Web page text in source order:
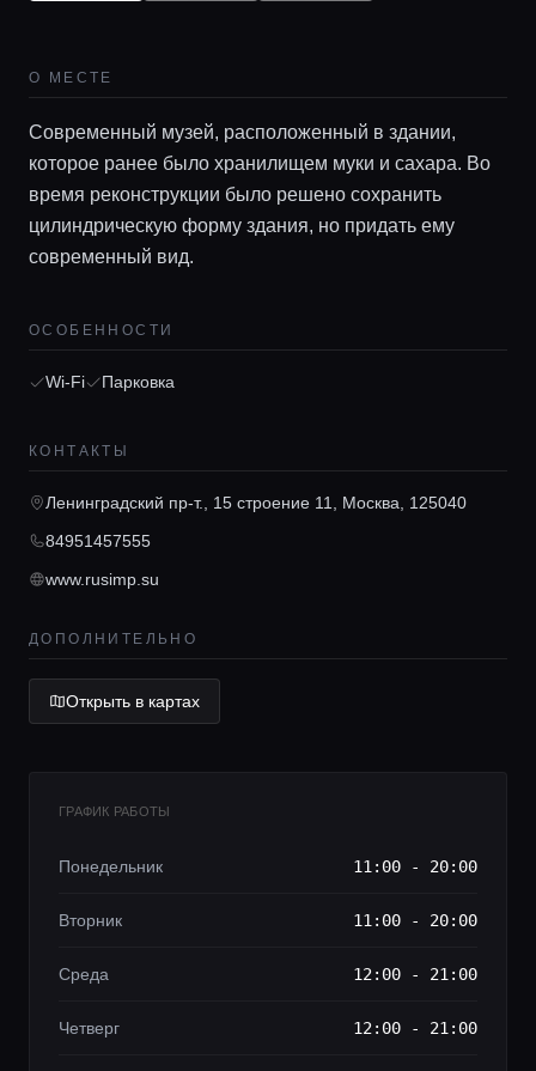
Главная
Локации
Гиды
Консьерж сервис
Lifestyle журнал
О МЕСТЕ
Современный музей, расположенный в здании,
которое ранее было хранилищем муки и сахара. Во
время реконструкции было решено сохранить
цилиндрическую форму здания, но придать ему
современный вид.
ОСОБЕННОСТИ
Wi-Fi Парковка
КОНТАКТЫ
Ленинградский пр-т., 15 строение 11, Москва, 125040
84951457555
www.rusimp.su
ДОПОЛНИТЕЛЬНО
Открыть в картах
ГРАФИК РАБОТЫ
Понедельник 11:00 - 20:00
Вторник 11:00 - 20:00
Среда 12:00 - 21:00
Четверг 12:00 - 21:00